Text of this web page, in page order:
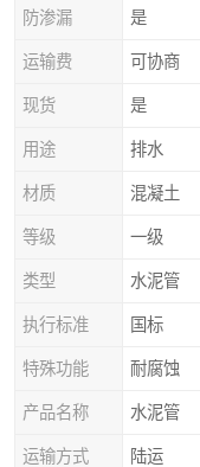
防渗漏 是
运输费 可协商
现货 是
用途 排水
材质 混凝土
等级 一级
类型 水泥管
执行标准 国标
特殊功能 耐腐蚀
产品名称 水泥管
运输方式 陆运